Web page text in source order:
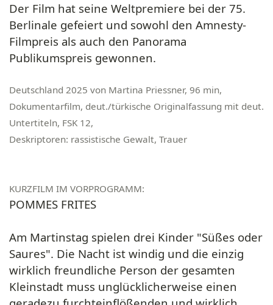
Der Film hat seine Weltpremiere bei der 75.
Berlinale gefeiert und sowohl den Amnesty-
Filmpreis als auch den Panorama
Publikumspreis gewonnen.
Deutschland 2025 von Martina Priessner, 96 min,
Dokumentarfilm, deut./türkische Originalfassung mit deut.
Untertiteln, FSK 12,
Deskriptoren: rassistische Gewalt, Trauer
KURZFILM IM VORPROGRAMM:
POMMES FRITES
Am Martinstag spielen drei Kinder "Süßes oder
Saures". Die Nacht ist windig und die einzig
wirklich freundliche Person der gesamten
Kleinstadt muss unglücklicherweise einen